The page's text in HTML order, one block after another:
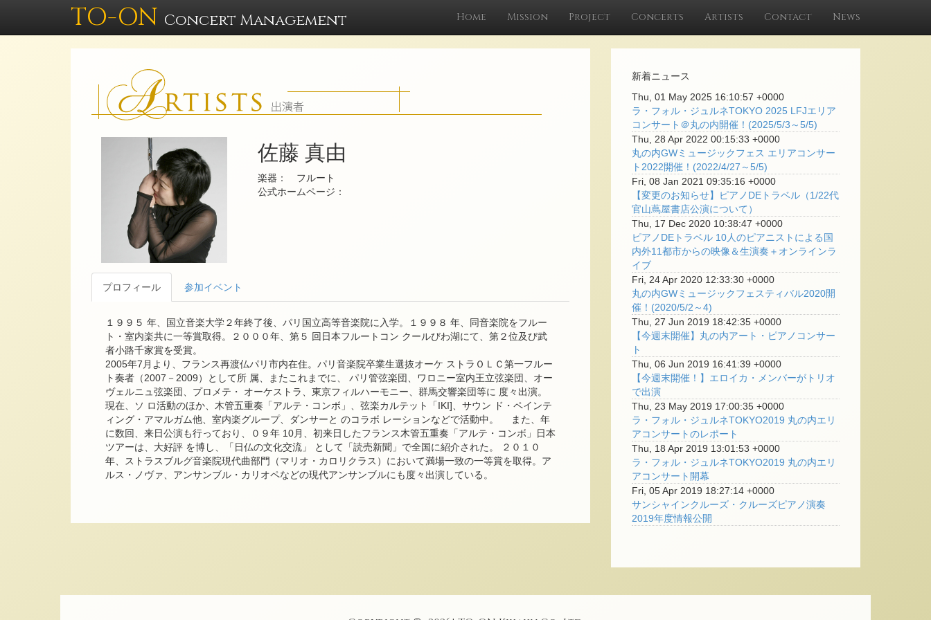
TO-ON Concert Management Home Mission Project Concerts Artists Contact News
佐藤 真由
楽器： フルート
公式ホームページ：
プロフィール 参加イベント
１９９５ 年、国立音楽大学２年終了後、パリ国立高等音楽院に入学。１９９８ 年、同音楽院をフルー
ト・室内楽共に一等賞取得。２０００年、第５ 回日本フルートコン クールびわ湖にて、第２位及び武
者小路千家賞を受賞。
2005年7月より、フランス再渡仏パリ市内在住。パリ音楽院卒業生選抜オーケ ストラＯＬＣ第一フルー
ト奏者（2007－2009）として所 属、またこれまでに、 パリ管弦楽団、ワロニー室内王立弦楽団、オー
ヴェルニュ弦楽団、プロメテ・ オーケストラ、東京フィルハーモニー、群馬交響楽団等に 度々出演。
現在、ソ ロ活動のほか、木管五重奏「アルテ・コンボ」、弦楽カルテット「IKI]、サウン ド・ペインテ
ィング・アマルガム他、室内楽グループ、ダンサーと のコラボ レーションなどで活動中。 また、年
に数回、来日公演も行っており、０９年 10月、初来日したフランス木管五重奏「アルテ・コンボ」日本
ツアーは、大好評 を博し、「日仏の文化交流」 として「読売新聞」で全国に紹介された。 ２０１０
年、ストラスブルグ音楽院現代曲部門（マリオ・カロリクラス）において満場一致の一等賞を取得。ア
ルス・ノヴァ、アンサンブル・カリオペなどの現代アンサンブルにも度々出演している。
新着ニュース
Thu, 01 May 2025 16:10:57 +0000
ラ・フォル・ジュルネTOKYO 2025 LFJエリア
コンサート＠丸の内開催！(2025/5/3～5/5)
Thu, 28 Apr 2022 00:15:33 +0000
丸の内GWミュージックフェス エリアコンサー
ト2022開催！(2022/4/27～5/5)
Fri, 08 Jan 2021 09:35:16 +0000
【変更のお知らせ】ピアノDEトラベル（1/22代
官山蔦屋書店公演について）
Thu, 17 Dec 2020 10:38:47 +0000
ピアノDEトラベル 10人のピアニストによる国
内外11都市からの映像＆生演奏＋オンラインラ
イブ
Fri, 24 Apr 2020 12:33:30 +0000
丸の内GWミュージックフェスティバル2020開
催！(2020/5/2～4)
Thu, 27 Jun 2019 18:42:35 +0000
【今週末開催】丸の内アート・ピアノコンサー
ト
Thu, 06 Jun 2019 16:41:39 +0000
【今週末開催！】エロイカ・メンバーがトリオ
で出演
Thu, 23 May 2019 17:00:35 +0000
ラ・フォル・ジュルネTOKYO2019 丸の内エリ
アコンサートのレポート
Thu, 18 Apr 2019 13:01:53 +0000
ラ・フォル・ジュルネTOKYO2019 丸の内エリ
アコンサート開幕
Fri, 05 Apr 2019 18:27:14 +0000
サンシャインクルーズ・クルーズピアノ演奏
2019年度情報公開